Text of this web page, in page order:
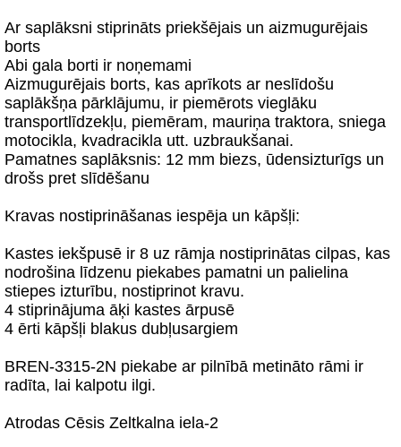
Ar saplāksni stiprināts priekšējais un aizmugurējais
borts
Abi gala borti ir noņemami
Aizmugurējais borts, kas aprīkots ar neslīdošu
saplākšņa pārklājumu, ir piemērots vieglāku
transportlīdzekļu, piemēram, mauriņa traktora, sniega
motocikla, kvadracikla utt. uzbraukšanai.
Pamatnes saplāksnis: 12 mm biezs, ūdensizturīgs un
drošs pret slīdēšanu
Kravas nostiprināšanas iespēja un kāpšļi:
Kastes iekšpusē ir 8 uz rāmja nostiprinātas cilpas, kas
nodrošina līdzenu piekabes pamatni un palielina
stiepes izturību, nostiprinot kravu.
4 stiprinājuma āķi kastes ārpusē
4 ērti kāpšļi blakus dubļusargiem
BREN-3315-2N piekabe ar pilnībā metināto rāmi ir
radīta, lai kalpotu ilgi.
Atrodas Cēsis Zeltkalna iela-2